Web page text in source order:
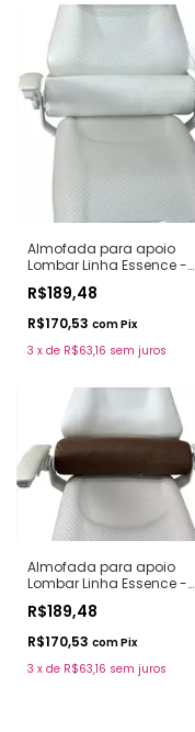
Almofada para apoio
Lombar Linha Essence -
R$189,48
R$170,53 comPix
3 x de R$63,16 sem juros
Almofada para apoio
Lombar Linha Essence -
R$189,48
R$170,53 comPix
3 x de R$63,16 sem juros